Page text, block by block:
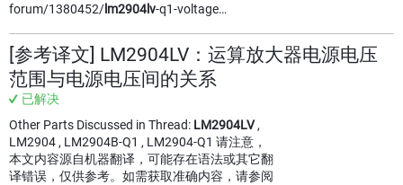
forum/1380452/ lm2904lv-q1-voltage…
[参考译文] LM2904LV：运算放大器电源电压
范围与电源电压间的关系
已解决
Other Parts Discussed in Thread: LM2904LV,
LM2904 , LM2904B-Q1 , LM2904-Q1 请注意，
本文内容源自机器翻译，可能存在语法或其它翻
译错误，仅供参考。如需获取准确内容，请参阅